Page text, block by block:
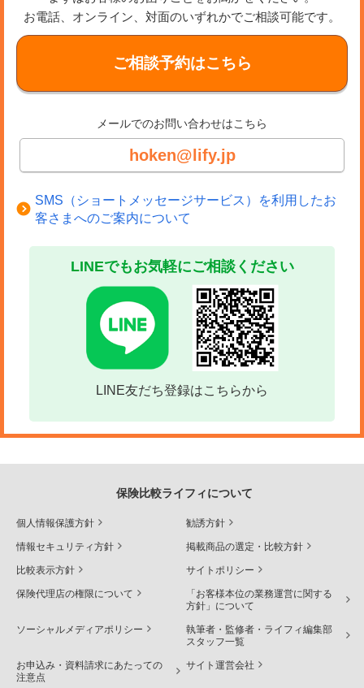
お電話、オンライン、対面のいずれかでご相談可能です。
ご相談予約はこちら
メールでのお問い合わせはこちら
hoken@lify.jp
SMS（ショートメッセージサービス）を利用したお
客さまへのご案内について
LINEでもお気軽にご相談ください
LINE友だち登録はこちらから
保険比較ライフィについて
個人情報保護方針 勧誘方針
情報セキュリティ方針 掲載商品の選定・比較方針
比較表示方針 サイトポリシー
保険代理店の権限について
「お客様本位の業務運営に関する
方針」について
ソーシャルメディアポリシー
執筆者・監修者・ライフィ編集部
スタッフ一覧
お申込み・資料請求にあたっての
注意点
サイト運営会社